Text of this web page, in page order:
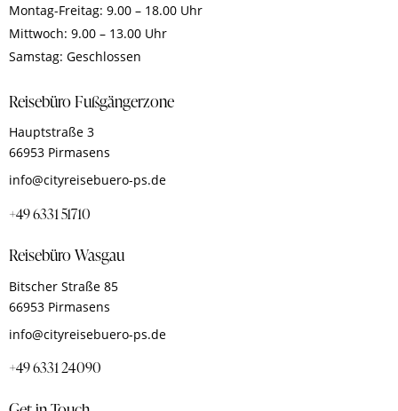
Montag-Freitag: 9.00 – 18.00 Uhr
Mittwoch: 9.00 – 13.00 Uhr
Samstag: Geschlossen
Reisebüro Fußgängerzone
Hauptstraße 3
66953 Pirmasens
info@cityreisebuero-ps.de
+49 6331 51710
Reisebüro Wasgau
Bitscher Straße 85
66953 Pirmasens
info@cityreisebuero-ps.de
+49 6331 24090